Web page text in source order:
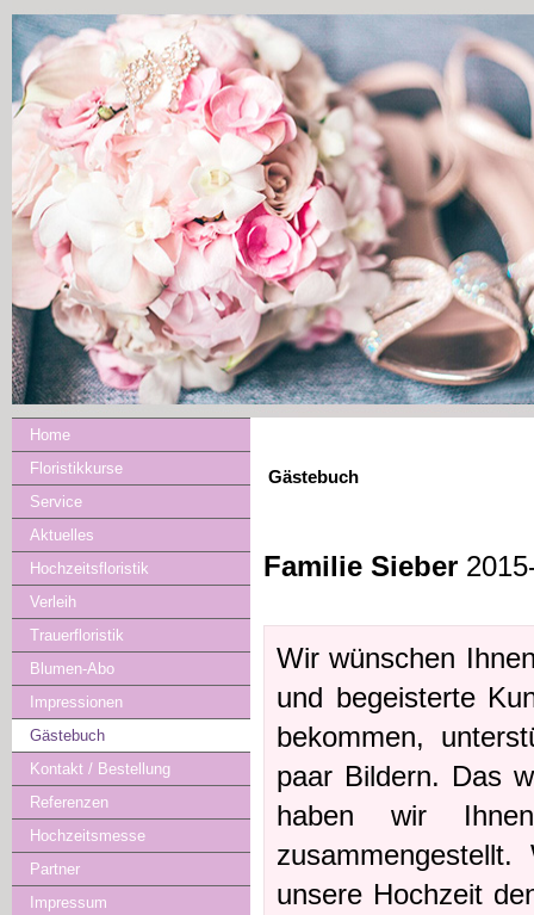
Home
Floristikkurse
Service
Aktuelles
Hochzeitsfloristik
Verleih
Trauerfloristik
Blumen-Abo
Impressionen
Gästebuch
Kontakt / Bestellung
Referenzen
Hochzeitsmesse
Partner
Impressum
Gästebuch
Familie Sieber
Wir wünschen
und begeisterte
bekommen,
paar Bildern. Das
haben wir
unsere Hochzeit